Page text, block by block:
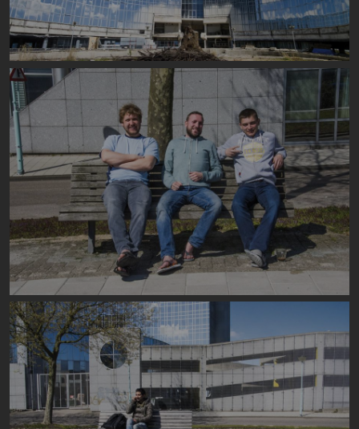
Image
Image